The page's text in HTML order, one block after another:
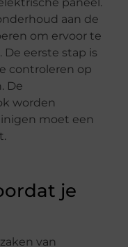
aan de
om ervoor te
eerste stap is
controleren op
De
worden
moet een
je
van